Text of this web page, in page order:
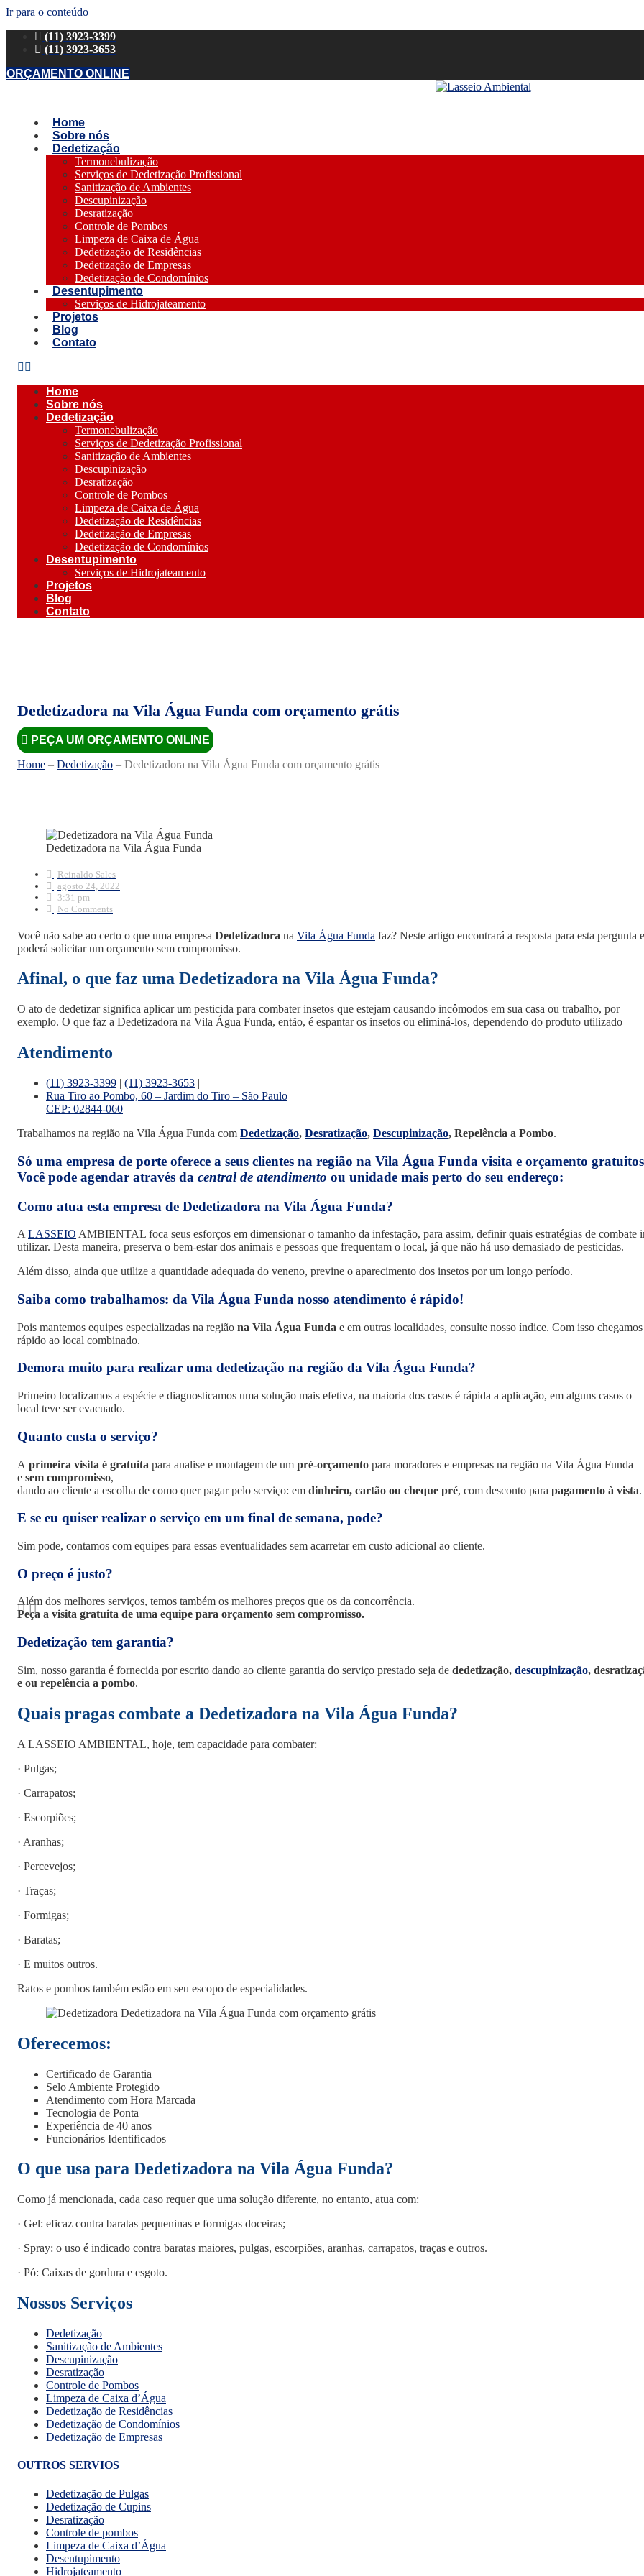
Ir para o conteúdo
(11) 3923-3399
(11) 3923-3653
ORÇAMENTO ONLINE
Home
Sobre nós
Dedetização
Termonebulização
Serviços de Dedetização Profissional
Sanitização de Ambientes
Descupinização
Desratização
Controle de Pombos
Limpeza de Caixa de Água
Dedetização de Residências
Dedetização de Empresas
Dedetização de Condomínios
Desentupimento
Serviços de Hidrojateamento
Projetos
Blog
Contato
Home
Sobre nós
Dedetização
Termonebulização
Serviços de Dedetização Profissional
Sanitização de Ambientes
Descupinização
Desratização
Controle de Pombos
Limpeza de Caixa de Água
Dedetização de Residências
Dedetização de Empresas
Dedetização de Condomínios
Desentupimento
Serviços de Hidrojateamento
Projetos
Blog
Contato
Dedetizadora na Vila Água Funda com orçamento grátis
PEÇA UM ORÇAMENTO ONLINE
Home – Dedetização – Dedetizadora na Vila Água Funda com orçamento grátis
Dedetizadora na Vila Água Funda
Reinaldo Sales
agosto 24, 2022
3:31 pm
No Comments
Você não sabe ao certo o que uma empresa Dedetizadora na Vila Água Funda faz? Neste artigo encontrará a resposta para esta pergunta e
poderá solicitar um orçamento sem compromisso.
Afinal, o que faz uma Dedetizadora na Vila Água Funda?
O ato de dedetizar significa aplicar um pesticida para combater insetos que estejam causando incômodos em sua casa ou trabalho, por
exemplo. O que faz a Dedetizadora na Vila Água Funda, então, é espantar os insetos ou eliminá-los, dependendo do produto utilizado
Atendimento
(11) 3923-3399 | (11) 3923-3653 |
Rua Tiro ao Pombo, 60 – Jardim do Tiro – São Paulo
CEP: 02844-060
Trabalhamos na região na Vila Água Funda com Dedetização, Desratização, Descupinização, Repelência a Pombo.
Só uma empresa de porte oferece a seus clientes na região na Vila Água Funda visita e orçamento gratuitos
Você pode agendar através da central de atendimento ou unidade mais perto do seu endereço:
Como atua esta empresa de Dedetizadora na Vila Água Funda?
A LASSEIO AMBIENTAL foca seus esforços em dimensionar o tamanho da infestação, para assim, definir quais estratégias de combate
utilizar. Desta maneira, preserva o bem-estar dos animais e pessoas que frequentam o local, já que não há uso demasiado de pesticidas.
Além disso, ainda que utilize a quantidade adequada do veneno, previne o aparecimento dos insetos por um longo período.
Saiba como trabalhamos: da Vila Água Funda nosso atendimento é rápido!
Pois mantemos equipes especializadas na região na Vila Água Funda e em outras localidades, consulte nosso índice. Com isso chegamos
rápido ao local combinado.
Demora muito para realizar uma dedetização na região da Vila Água Funda?
Primeiro localizamos a espécie e diagnosticamos uma solução mais efetiva, na maioria dos casos é rápida a aplicação, em alguns casos o
local teve ser evacuado.
Quanto custa o serviço?
A primeira visita é gratuita para analise e montagem de um pré-orçamento para moradores e empresas na região na Vila Água Funda
e sem compromisso,
dando ao cliente a escolha de como quer pagar pelo serviço: em dinheiro, cartão ou cheque pré, com desconto para pagamento à vista.
E se eu quiser realizar o serviço em um final de semana, pode?
Sim pode, contamos com equipes para essas eventualidades sem acarretar em custo adicional ao cliente.
O preço é justo?
Além dos melhores serviços, temos também os melhores preços que os da concorrência.
Peça a visita gratuita de uma equipe para orçamento sem compromisso.
Dedetização tem garantia?
Sim, nosso garantia é fornecida por escrito dando ao cliente garantia do serviço prestado seja de dedetização, descupinização,
e ou repelência a pombo.
Quais pragas combate a Dedetizadora na Vila Água Funda?
A LASSEIO AMBIENTAL, hoje, tem capacidade para combater:
· Pulgas;
· Carrapatos;
· Escorpiões;
· Aranhas;
· Percevejos;
· Traças;
· Formigas;
· Baratas;
· E muitos outros.
Ratos e pombos também estão em seu escopo de especialidades.
Oferecemos:
Certificado de Garantia
Selo Ambiente Protegido
Atendimento com Hora Marcada
Tecnologia de Ponta
Experiência de 40 anos
Funcionários Identificados
O que usa para Dedetizadora na Vila Água Funda?
Como já mencionada, cada caso requer que uma solução diferente, no entanto, atua com:
· Gel: eficaz contra baratas pequeninas e formigas doceiras;
· Spray: o uso é indicado contra baratas maiores, pulgas, escorpiões, aranhas, carrapatos, traças e outros.
· Pó: Caixas de gordura e esgoto.
Nossos Serviços
Dedetização
Sanitização de Ambientes
Descupinização
Desratização
Controle de Pombos
Limpeza de Caixa d’Água
Dedetização de Residências
Dedetização de Condomínios
Dedetização de Empresas
OUTROS SERVIOS
Dedetização de Pulgas
Dedetização de Cupins
Desratização
Controle de pombos
Limpeza de Caixa d’Água
Desentupimento
Hidrojateamento